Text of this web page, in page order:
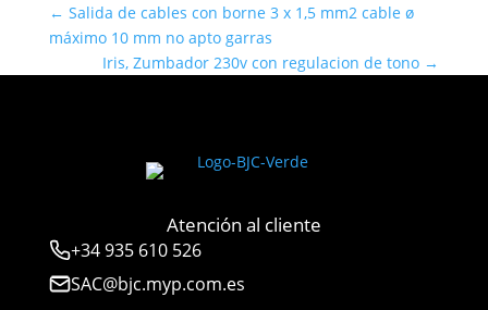
← Salida de cables con borne 3 x 1,5 mm2 cable ø
máximo 10 mm no apto garras
Iris, Zumbador 230v con regulacion de tono →
Atención al cliente
+34935 610 526
SAC@bjc.myp.com.es